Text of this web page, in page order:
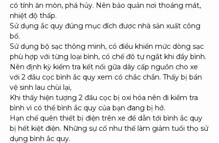
có tính ăn mòn, phá hủy. Nên bảo quản nơi thoáng mát,
nhiệt độ thấp.
Sử dụng ắc quy đúng mục đích được nhà sản xuất công
bố.
Sử dụng bộ sạc thông minh, có điều khiển mức dòng sạc
phù hợp với từng loại bình, có chế đô tự ngắt khi đầy bình.
Nên định kỳ kiểm tra kết nối gữa dây cấp nguồn cho xe
với 2 đầu cọc bình ắc quy xem có chắc chắn. Thấy bị bẩn
vệ sinh lau chùi lại,
Khi thấy hiện tượng 2 đầu cọc bị oxi hóa nên đi kiểm tra
bình vì có thể bình ắc quy của bạn đang bị hở.
Hạn chế quên thiết bị điện trên xe để dẫn tới bình ắc quy
bị hết kiệt điện. Những sự cố như thế làm giảm tuổi thọ sử
dụng bình ắc quy.